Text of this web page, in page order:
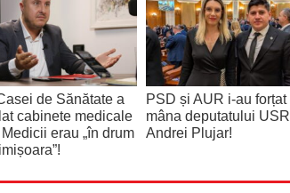
de Sănătate a
cabinete medicale
erau „în drum
PSD și AUR i-au forțat
mâna deputatului USR
Andrei Plujar!